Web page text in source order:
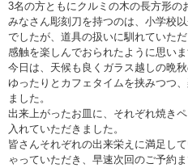
3名の方ともにクルミの木の長方形の
みなさん彫刻刀を持つのは、小学校
でしたが、道具の扱いに馴れていた
感触を楽しんでおられたように思いま
今日は、天候も良くガラス越しの晩
ゆったりとカフェタイムを挟みつつ
ました。
出来上がったお皿に、それぞれ焼き
入れていただきました。
皆さんそれぞれの出来栄えに満足し
ゃっていただき、早速次回のご予約